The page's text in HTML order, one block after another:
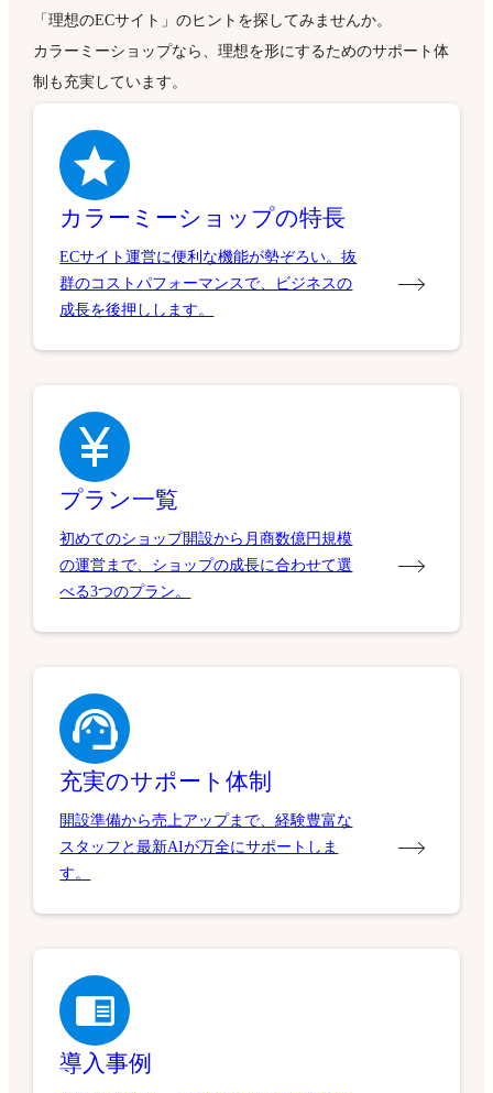
「理想のECサイト」のヒントを探してみませんか。
カラーミーショップなら、理想を形にするためのサポート体
制も充実しています。
カラーミーショップの特長
ECサイト運営に便利な機能が勢ぞろい。抜
群のコストパフォーマンスで、ビジネスの
成長を後押しします。
プラン一覧
初めてのショップ開設から月商数億円規模
の運営まで、ショップの成長に合わせて選
べる3つのプラン。
充実のサポート体制
開設準備から売上アップまで、経験豊富な
スタッフと最新AIが万全にサポートしま
す。
導入事例